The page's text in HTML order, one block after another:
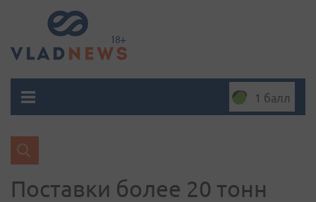
1 балл
Поставки более 20 тонн